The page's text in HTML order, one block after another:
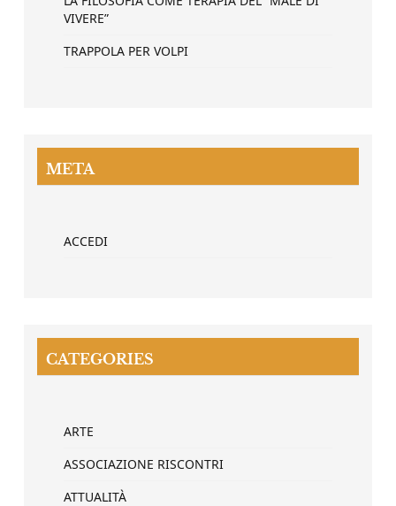
VIVERE”
TRAPPOLA PER VOLPI
META
ACCEDI
CATEGORIES
ARTE
ASSOCIAZIONE RISCONTRI
ATTUALITÀ